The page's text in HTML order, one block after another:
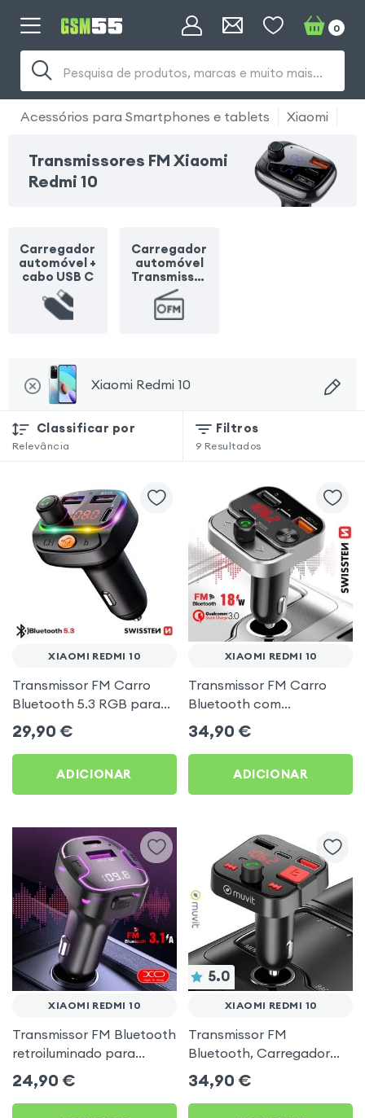
Pesquisa de produtos, marcas e muito mais...
0
Acessórios para Smartphones e tablets Xiaomi
Transmissores FM Xiaomi
Redmi 10
Carregador
automóvel +
cabo USB C
Carregador
automóvel
Transmissor
FM
Xiaomi Redmi 10
Classificar por
Relevância
Filtros
9 Resultados
XIAOMI REDMI 10
Transmissor FM Carro
Bluetooth 5.3 RGB para
Xiaomi Redmi 10
29,90 €
ADICIONAR
XIAOMI REDMI 10
Transmissor FM Carro
Bluetooth com
carregamento duplo de
música USB Preto
34,90 €
ADICIONAR
XIAOMI REDMI 10
Transmissor FM Bluetooth
retroiluminado para
automóvel com
carregamento USB C
Preto
24,90 €
5.0
XIAOMI REDMI 10
Transmissor FM
Bluetooth, Carregador
para automóvel Muvit
Preto para Xiaomi Redmi
10
34,90 €